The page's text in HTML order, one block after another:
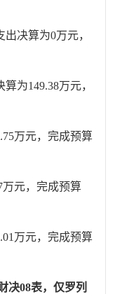
出决算为0万元，
算为149.38万元，
万元，完成预算
万元，完成预算
万元，完成预算
决08表，仅罗列